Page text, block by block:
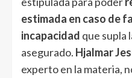
estimada en caso de
incapacidad que supla
asegurado. Hjalmar
experto en la materia,